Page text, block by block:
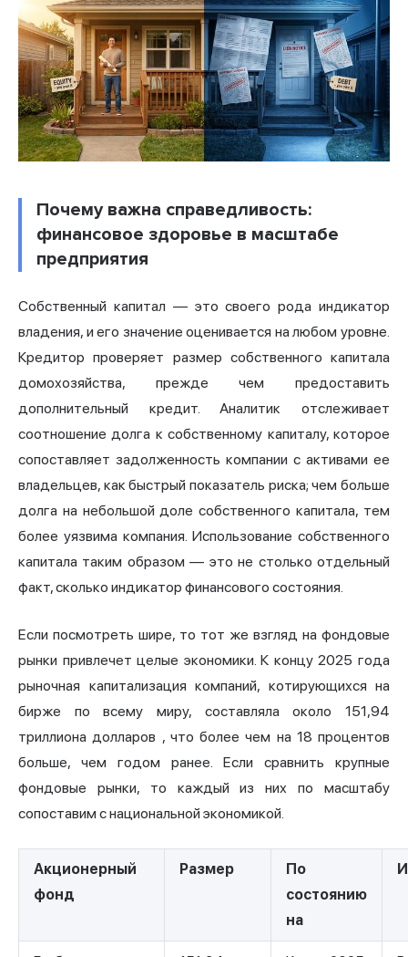
Почему важна справедливость:
финансовое здоровье в масштабе
предприятия
Собственный капитал — это своего рода индикатор
владения, и его значение оценивается на любом уровне.
Кредитор проверяет размер собственного капитала
домохозяйства, прежде чем предоставить
дополнительный кредит. Аналитик отслеживает
соотношение долга к собственному капиталу, которое
сопоставляет задолженность компании с активами ее
владельцев, как быстрый показатель риска; чем больше
долга на небольшой доле собственного капитала, тем
более уязвима компания. Использование собственного
капитала таким образом — это не столько отдельный
факт, сколько индикатор финансового состояния.
Если посмотреть шире, то тот же взгляд на фондовые
рынки привлечет целые экономики. К концу 2025 года
рыночная капитализация компаний, котирующихся на
бирже по всему миру, составляла около 151,94
триллиона долларов , что более чем на 18 процентов
больше, чем годом ранее. Если сравнить крупные
фондовые рынки, то каждый из них по масштабу
сопоставим с национальной экономикой.
Акционерный
фонд
Размер
По
состоянию
на